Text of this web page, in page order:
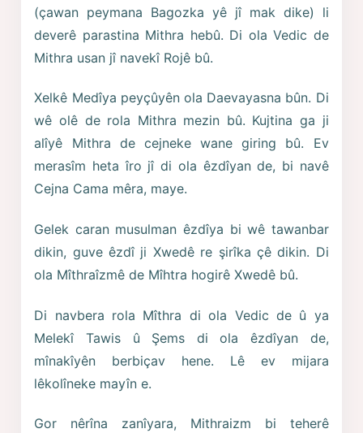
(çawan peymana Bagozka yê jî mak dike) li
deverê parastina Mithra hebû. Di ola Vedic de
Mithra usan jî navekî Rojê bû.
Xelkê Medîya peyçûyên ola Daevayasna bûn. Di
wê olê de rola Mithra mezin bû. Kujtina ga ji
alîyê Mithra de cejneke wane giring bû. Ev
merasîm heta îro jî di ola êzdîyan de, bi navê
Cejna Cama mêra, maye.
Gelek caran musulman êzdîya bi wê tawanbar
dikin, guve êzdî ji Xwedê re şirîka çê dikin. Di
ola Mîthraîzmê de Mîhtra hogirê Xwedê bû.
Di navbera rola Mîthra di ola Vedic de û ya
Melekî Tawis û Şems di ola êzdîyan de,
mînakîyên berbiçav hene. Lê ev mijara
lêkolîneke mayîn e.
Gor nêrîna zanîyara, Mithraizm bi teherê